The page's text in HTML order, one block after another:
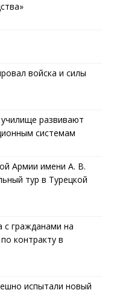
войска и силы
развивают
системам
Армии имени А. В.
тур в Турецкой
гражданами на
контракту в
испытали новый